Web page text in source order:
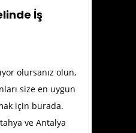
İş
olursanız olun,
size en uygun
için burada.
ve Antalya